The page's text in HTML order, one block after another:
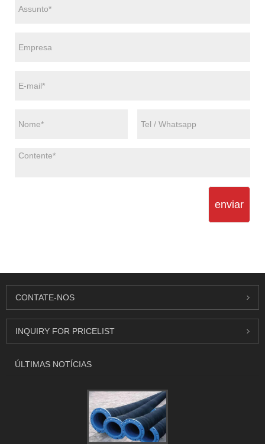
enviar
CONTATE-NOS
INQUIRY FOR PRICELIST
ÚLTIMAS NOTÍCIAS